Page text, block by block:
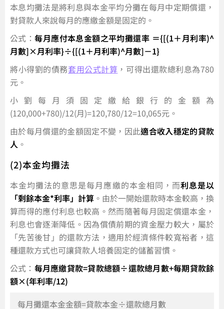
本息均攤法是將利息與本金平均分攤在每月中定期償還，
對貸款人來說每月的應繳金額是固定的。
公式：每月應付本息金額之平均攤還率 ＝{[(1＋月利率)^
月數]×月利率}÷{[(1＋月利率)^月數]－1}
將小得劉的債務套用公式計算 ，可得出還款總利息為780
元。
小劉每月須固定繳給銀行的金額為
(120,000+780)/12(月)=120,780/12=10,065元。
由於每月償還的金額固定不變，因此適合收入穩定的貸款
人 。
(2)本金均攤法
本金均攤法的意思是每月應繳的本金相同，而利息是以
「剩餘本金*利率」計算 。由於一開始還款時本金較高，換
算而得的應付利息也較高。然而隨著每月固定償還本金，
利息也會逐漸降低。因為償債前期的資金壓力較大，屬於
「先苦後甘」的還款方法，適用於經濟條件較寬裕者，這
種還款方式也可讓貸款人培養固定的儲蓄習慣。
公式： 每月應繳貸款=貸款總額÷還款總月數+每期貸款餘
額×(年利率/12)
每月攤還本金金額=貸款本金÷還款總月數